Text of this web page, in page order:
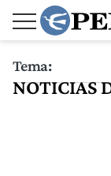
Tema:
NOTICIAS